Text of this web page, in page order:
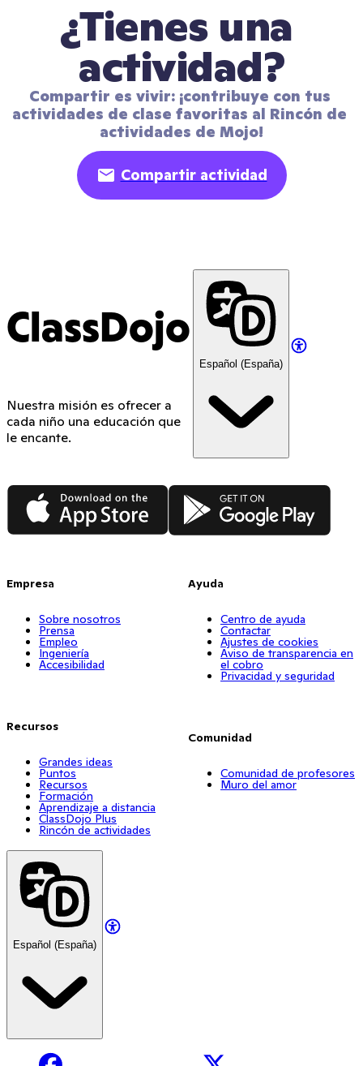
¿Tienes una
actividad?
Compartir es vivir: ¡contribuye con tus
actividades de clase favoritas al Rincón de
actividades de Mojo!
Compartir actividad
ClassDojo
Nuestra misión es ofrecer a
cada niño una educación que
le encante.
Español (España)
App Store Google Play
Empresa
Sobre nosotros
Prensa
Empleo
Ingeniería
Accesibilidad
Recursos
Grandes ideas
Puntos
Recursos
Formación
Aprendizaje a distancia
ClassDojo Plus
Rincón de actividades
Ayuda
Centro de ayuda
Contactar
Ajustes de cookies
Aviso de transparencia en
el cobro
Privacidad y seguridad
Comunidad
Comunidad de profesores
Muro del amor
Español (España)
Facebook X